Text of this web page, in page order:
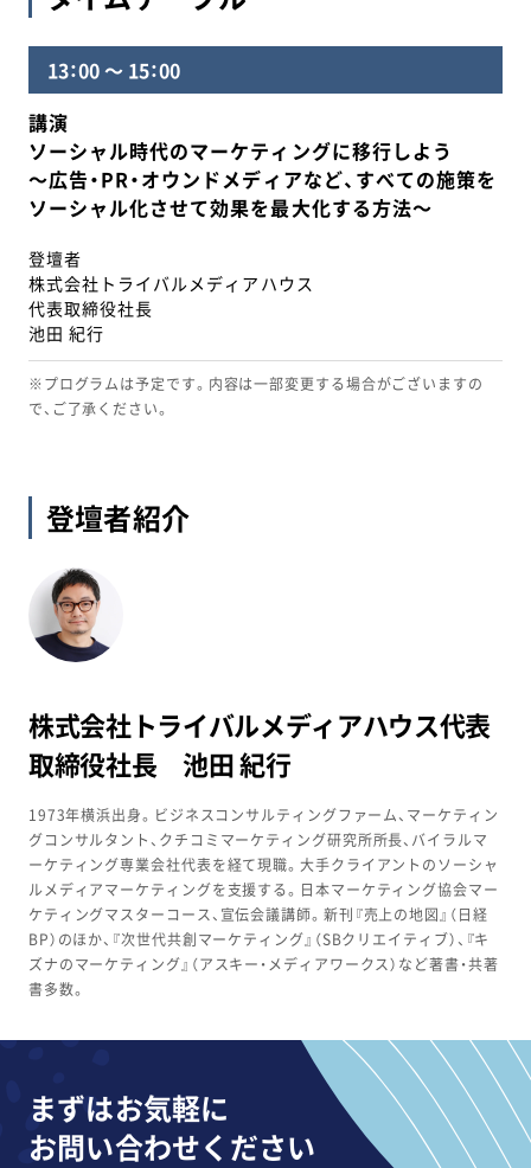
13：00 ～ 15：00
講演
ソーシャル時代のマーケティングに移行しよう
～広告・PR・オウンドメディアなど、すべての施策を
ソーシャル化させて効果を最大化する方法～
登壇者
株式会社トライバルメディアハウス
代表取締役社長
池田 紀行
※プログラムは予定です。内容は一部変更する場合がございますの
で、ご了承ください。
登壇者紹介
株式会社トライバルメディアハウス代表
取締役社長 池田 紀行
1973年横浜出身。ビジネスコンサルティングファーム、マーケティン
グコンサルタント、クチコミマーケティング研究所所長、バイラルマ
ーケティング専業会社代表を経て現職。大手クライアントのソーシャ
ルメディアマーケティングを支援する。日本マーケティング協会マー
ケティングマスターコース、宣伝会議講師。新刊『売上の地図』（日経
BP）のほか、『次世代共創マーケティング』（SBクリエイティブ）、『キ
ズナのマーケティング』（アスキー・メディアワークス）など著書・共著
書多数。
まずはお気軽に
お問い合わせください